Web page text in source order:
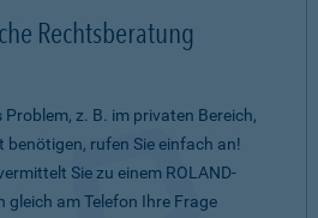
Rechtsberatung
z. B. im privaten Bereich,
benötigen, rufen Sie einfach an!
Sie zu einem ROLAND-
am Telefon Ihre Frage